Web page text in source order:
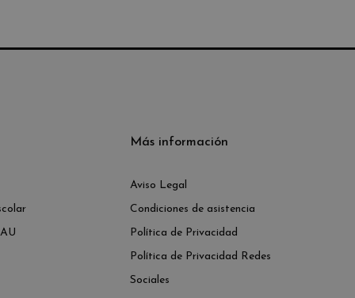
Más información
Aviso Legal
Condiciones de asistencia
Política de Privacidad
Política de Privacidad Redes
Sociales